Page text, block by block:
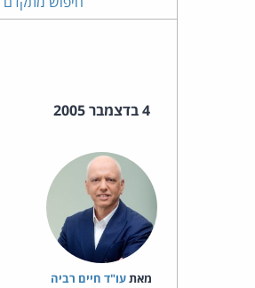
4 בדצמבר 2005
מאת‏עו"ד חיים רביה